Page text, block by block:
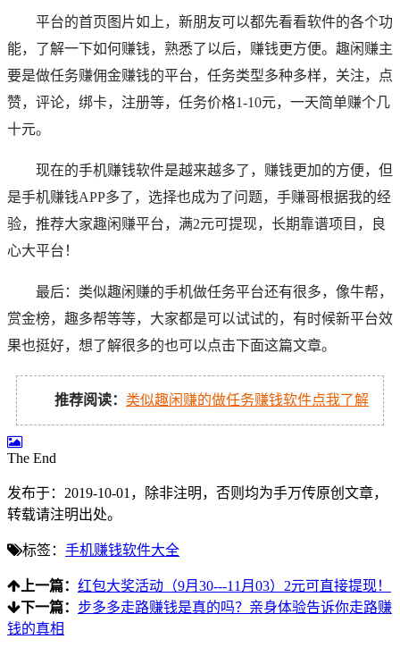
平台的首页图片如上，新朋友可以都先看看软件的各个功
能，了解一下如何赚钱，熟悉了以后，赚钱更方便。趣闲赚主
要是做任务赚佣金赚钱的平台，任务类型多种多样，关注，点
赞，评论，绑卡，注册等，任务价格1-10元，一天简单赚个几
十元。
现在的手机赚钱软件是越来越多了，赚钱更加的方便，但
是手机赚钱APP多了，选择也成为了问题，手赚哥根据我的经
验，推荐大家趣闲赚平台，满2元可提现，长期靠谱项目，良
心大平台！
最后：类似趣闲赚的手机做任务平台还有很多，像牛帮，
赏金榜，趣多帮等等，大家都是可以试试的，有时候新平台效
果也挺好，想了解很多的也可以点击下面这篇文章。
推荐阅读： 类似趣闲赚的做任务赚钱软件点我了解
The End
发布于：2019-10-01，除非注明，否则均为手万传原创文章，
转载请注明出处。
标签： 手机赚钱软件大全
上一篇： 红包大奖活动（9月30---11月03）2元可直接提现！
下一篇： 步多多走路赚钱是真的吗？亲身体验告诉你走路赚
钱的真相